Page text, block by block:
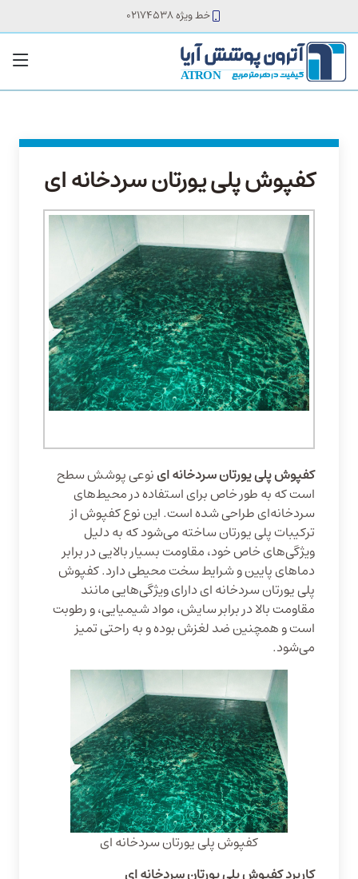
خط ویژه 02174538
کفپوش پلی یورتان سردخانه ای
کفپوش پلی یورتان سردخانه اینوعی پوشش سطح
است که به طور خاص برای استفاده در محیط‌های
سردخانه‌ای طراحی شده است. این نوع کفپوش از
ترکیبات پلی یورتان ساخته می‌شود که به دلیل
ویژگی‌های خاص خود، مقاومت بسیار بالایی در برابر
دماهای پایین و شرایط سخت محیطی دارد. کفپوش
پلی یورتان سردخانه ای دارای ویژگی‌هایی مانند
مقاومت بالا در برابر سایش، مواد شیمیایی، و رطوبت
است و همچنین ضد لغزش بوده و به راحتی تمیز
می‌شود.
کفپوش پلی یورتان سردخانه ای
کاربرد کفپوش پلی یورتان سردخانه ای